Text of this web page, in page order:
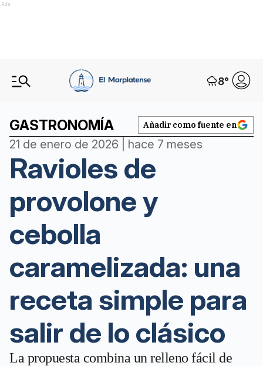
Ads
8°
GASTRONOMÍA Añadir como fuente en
21 de enero de 2026 | hace 7 meses
Ravioles de
provolone y
cebolla
caramelizada: una
receta simple para
salir de lo clásico
La propuesta combina un relleno fácil de